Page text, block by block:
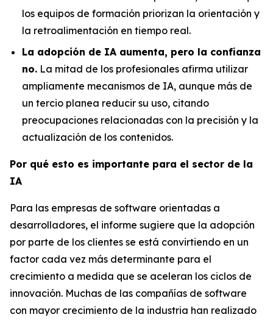
los equipos de formación priorizan la orientación y
la retroalimentación en tiempo real.
La adopción de IA aumenta, pero la confianza
no. La mitad de los profesionales afirma utilizar
ampliamente mecanismos de IA, aunque más de
un tercio planea reducir su uso, citando
preocupaciones relacionadas con la precisión y la
actualización de los contenidos.
Por qué esto es importante para el sector de la
IA
Para las empresas de software orientadas a
desarrolladores, el informe sugiere que la adopción
por parte de los clientes se está convirtiendo en un
factor cada vez más determinante para el
crecimiento a medida que se aceleran los ciclos de
innovación. Muchas de las compañías de software
con mayor crecimiento de la industria han realizado